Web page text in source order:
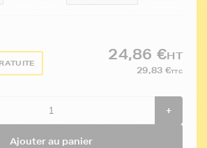
24,86 €HT
29,83 €TTC
+
Ajouter au panier